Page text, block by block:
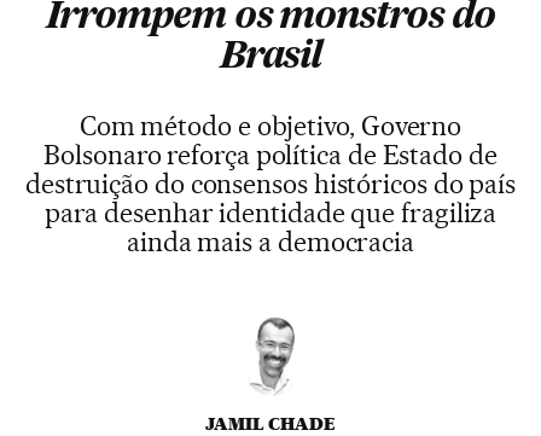
Irrompem os monstros do
Brasil
Com método e objetivo, Governo
Bolsonaro reforça política de Estado de
destruição do consensos históricos do país
para desenhar identidade que fragiliza
ainda mais a democracia
JAMIL CHADE